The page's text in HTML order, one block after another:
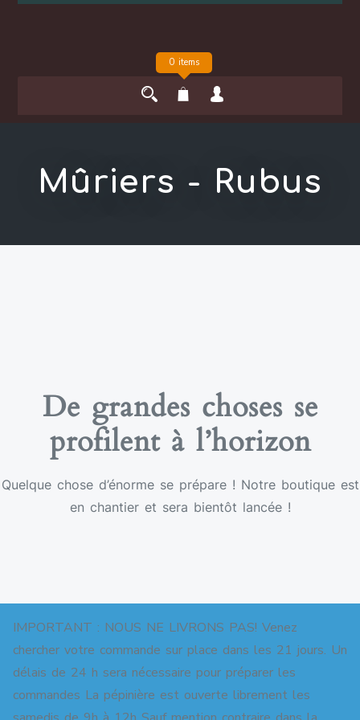
IMPORTANT : NOUS NE LIVRONS PAS! Venez
chercher votre commande sur place dans les 21 jours. Un
délais de 24 h sera nécessaire pour préparer les
commandes La pépinière est ouverte librement les
0 items
Mûriers - Rubus
De grandes choses se
profilent à l’horizon
Quelque chose d’énorme se prépare ! Notre boutique est
en chantier et sera bientôt lancée !
Copyright © 2026 Pépinière pour jardins-forêts. All